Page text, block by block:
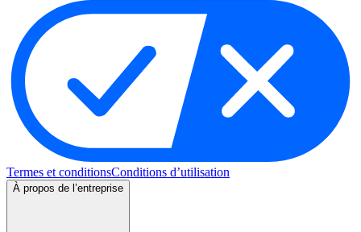
Termes et conditionsConditions d’utilisation
À propos de l’entreprise